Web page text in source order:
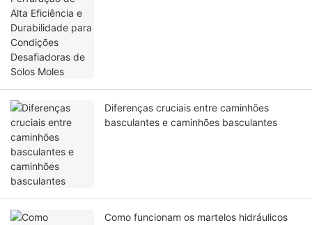
Diferenças cruciais entre caminhões
basculantes e caminhões basculantes
Como funcionam os martelos hidráulicos